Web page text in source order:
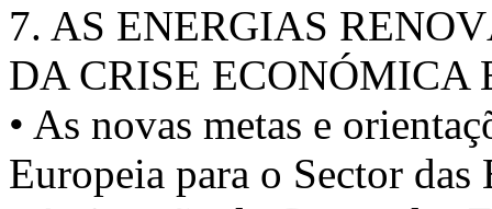
7. AS ENERGIAS
DA CRISE
• As novas metas e
Europeia para o Sector das